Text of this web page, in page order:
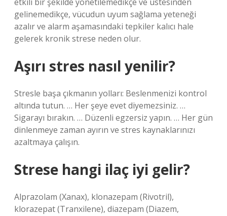
gelinemedikçe, vücudun uyum sağlama yeteneği
azalır ve alarm aşamasındaki tepkiler kalıcı hale
gelerek kronik strese neden olur.
Aşırı stres nasıl yenilir?
Stresle başa çıkmanın yolları: Beslenmenizi kontrol
altında tutun. … Her şeye evet diyemezsiniz. …
Sigarayı bırakın. … Düzenli egzersiz yapın. … Her gün
dinlenmeye zaman ayırın ve stres kaynaklarınızı
azaltmaya çalışın.
Strese hangi ilaç iyi gelir?
Alprazolam (Xanax), klonazepam (Rivotril),
klorazepat (Tranxilene), diazepam (Diazem,